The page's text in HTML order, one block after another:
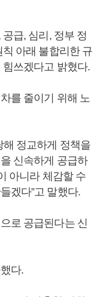
급, 심리, 정부 정
아래 불합리한 규
쓰겠다고 밝혔다.
를 줄이기 위해 노
해 정교하게 정책을
신속하게 공급하
아니라 체감할 수
겠다”고 말했다.
로 공급된다는 신
다.